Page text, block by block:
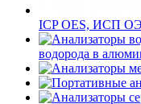
ICP OES, ИСП
водорода в